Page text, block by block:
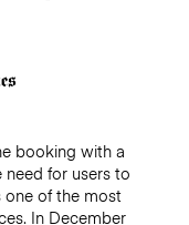
booking with a
for users to
one of the most
In December